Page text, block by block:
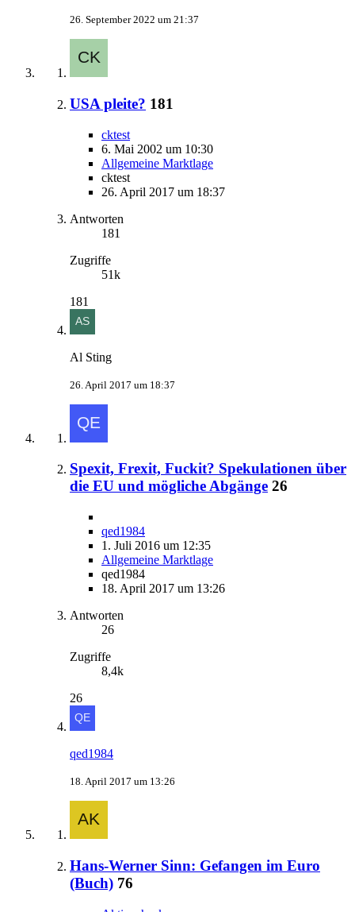
26. September 2022 um 21:37
USA pleite? 181
cktest
6. Mai 2002 um 10:30
Allgemeine Marktlage
cktest
26. April 2017 um 18:37
Antworten
181
Zugriffe
51k
181
Al Sting
26. April 2017 um 18:37
Spexit, Frexit, Fuckit? Spekulationen über
die EU und mögliche Abgänge 26
qed1984
1. Juli 2016 um 12:35
Allgemeine Marktlage
qed1984
18. April 2017 um 13:26
Antworten
26
Zugriffe
8,4k
26
qed1984
18. April 2017 um 13:26
Hans-Werner Sinn: Gefangen im Euro
(Buch) 76